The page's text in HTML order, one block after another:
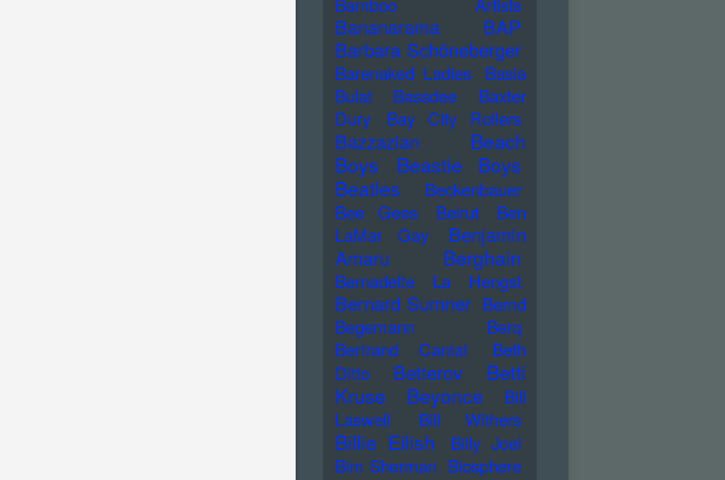
Bananarama
BAP
Barbara Schöneberger
Barenaked Ladies
Basia
Bulat
Bassdee
Baxter
Dury
Bay City Rollers
Bazzazian
Beach
Boys
Beastie Boys
Beatles
Beckenbauer
Bee Gees
Beirut
Ben
LaMar Gay
Benjamin
Amaru
Berghain
Bernadette La Hengst
Bernard Sumner Bernd
Begemann
Berq
Bertrand Cantat
Beth
Ditto
Betterov
Betti
Kruse
Beyonce
Bill
Laswell
Bill Withers
Billie Eilish
Billy Joel
Bim Sherman Biosphere